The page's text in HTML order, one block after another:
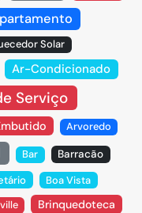
Solar
Ar-Condicionado
Serviço
Arvoredo
Bar
Barracão
Boa Vista
Brinquedoteca